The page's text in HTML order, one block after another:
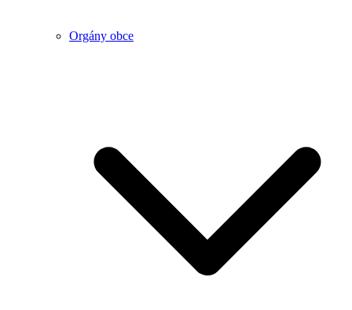
Orgány obce